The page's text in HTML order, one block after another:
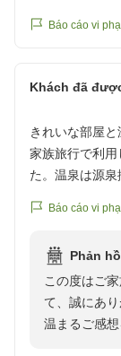
この度のク
Báo cáo vi
Khách đã
きれいな部屋
家族旅行で利
た。温泉は源泉
朝食は和食でと
高いメニュー
ニューの方が
レストランか
れいに手入れ
Báo cáo vi
Phản
この度はご
て、誠にあ
温まるご感